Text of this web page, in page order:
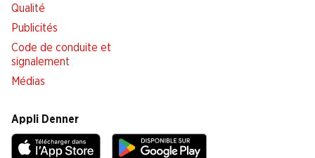
Qualité
Publicités
Code de conduite et
signalement
Médias
Appli Denner